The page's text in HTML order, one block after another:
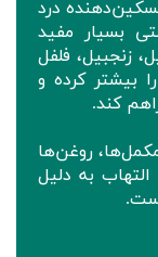
درد
بسیار مفید
زنجبیل، فلفل
بیشتر کرده و
کند.
مکمل‌ها، روغن‌ها
به دلیل